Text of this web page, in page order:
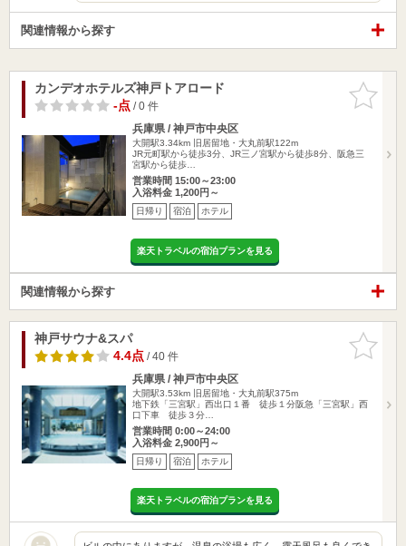
関連情報から探す
お気に入
りに追加
カンデオホテルズ神戸トアロード
-点/ 0 件
兵庫県 / 神戸市中央区
大開駅3.34km
旧居留地・大丸前駅122m
JR元町駅から徒歩3分、JR三ノ宮駅から徒歩8分、阪急三
宮駅から徒歩…
営業時間 15:00～23:00
入浴料金 1,200円～
日帰り 宿泊 ホテル
楽天トラベルの宿泊プランを見る
関連情報から探す
お気に入
りに追加
神戸サウナ&スパ
4.4点/ 40 件
兵庫県 / 神戸市中央区
大開駅3.53km
旧居留地・大丸前駅375m
地下鉄「三宮駅」西出口１番 徒歩１分阪急「三宮駅」西
口下車 徒歩３分…
営業時間 0:00～24:00
入浴料金 2,900円～
日帰り 宿泊 ホテル
楽天トラベルの宿泊プランを見る